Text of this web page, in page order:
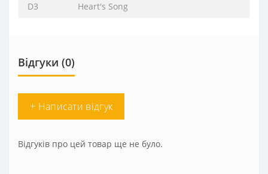
D3 Heart's Song
Відгуки (0)
+ Написати відгук
Відгуків про цей товар ще не було.